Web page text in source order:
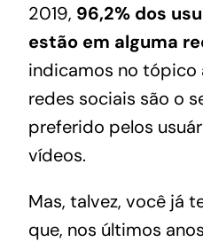
2019, 96,2% dos
estão em alguma
indicamos no tópico
redes sociais são o
preferido pelos
vídeos.
Mas, talvez, você já
que, nos últimos